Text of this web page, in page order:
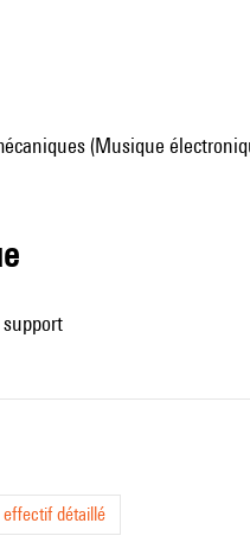
(Musique
support
détaillé